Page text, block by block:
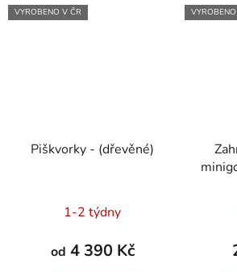
VYROBENO V ČR
Piškvorky - (dřevěné)
1-2 týdny
od 4 390 Kč